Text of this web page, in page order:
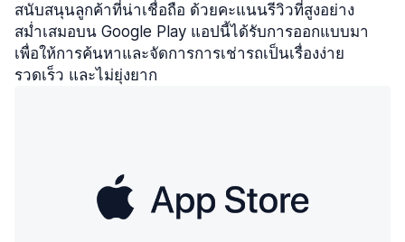
สนับสนุนลูกค้าที่น่าเชื่อถือ ด้วยคะแนนรีวิวที่สูงอย่าง
สม่ำเสมอบน Google Play แอปนี้ได้รับการออกแบบมา
เพื่อให้การค้นหาและจัดการการเช่ารถเป็นเรื่องง่าย
รวดเร็ว และไม่ยุ่งยาก